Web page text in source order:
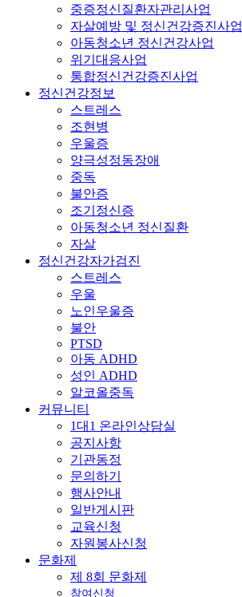
중증정신질환자관리사업
자살예방 및 정신건강증진사업
아동청소년 정신건강사업
위기대응사업
통합정신건강증진사업
정신건강정보
스트레스
조현병
우울증
양극성정동장애
중독
불안증
조기정신증
아동청소년 정신질환
자살
정신건강자가검진
스트레스
우울
노인우울증
불안
PTSD
아동 ADHD
성인 ADHD
알코올중독
커뮤니티
1대1 온라인상담실
공지사항
기관동정
문의하기
행사안내
일반게시판
교육신청
자원봉사신청
문화제
제 8회 문화제
참여신청